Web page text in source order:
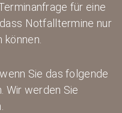
für eine
Notfalltermine nur
Sie das folgende
Wir werden Sie